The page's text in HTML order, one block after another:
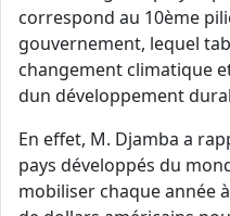
correspond au 10ème
gouvernement, lequel
changement climatique
dun développement
En effet, M. Djamba a
pays développés du
mobiliser chaque année